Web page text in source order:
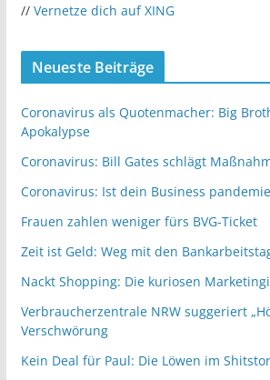
// Vernetze dich auf XING
Neueste Beiträge
Coronavirus als Quotenmacher: Big
Apokalypse
Coronavirus: Bill Gates schlägt
Coronavirus: Ist dein Business
Frauen zahlen weniger fürs BVG-Ticket
Zeit ist Geld: Weg mit den
Nackt Shopping: Die kuriosen
Verbraucherzentrale NRW suggeriert
Verschwörung
Kein Deal für Paul: Die Löwen im